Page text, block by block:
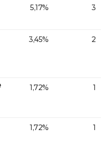
5,17% 3
3,45% 2
1,72% 1
1,72% 1